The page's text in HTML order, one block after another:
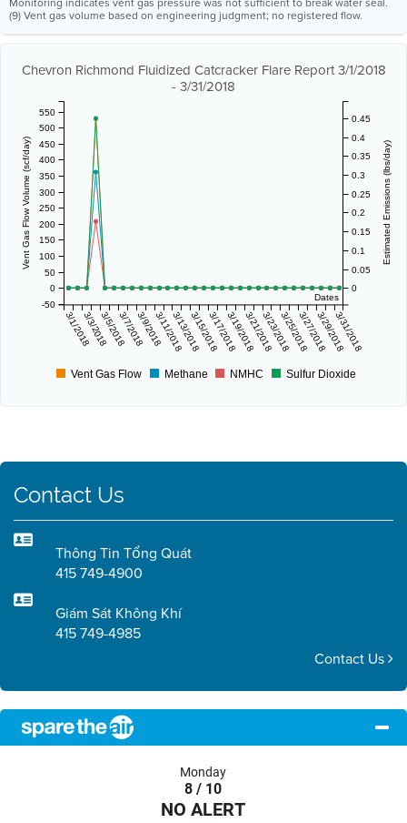
(9) Vent gas volume based on engineering judgment; no registered flow.
Chevron Richmond Fluidized Catcracker Flare Report 3/1/2018
- 3/31/2018
Dates
3/1/20183/3/20183/5/20183/7/20183/9/20183/11/20183/13/20183/15/20183/17/20183/19/20183/21/20183/23/20183/25/20183/27/20183/29/20183/31/2018
Vent Gas Flow Volume (scf/day)
-50
0
50
100
150
200
250
300
350
400
450
500
550
Estimated Emissions (lbs/day)
0
0.05
0.1
0.15
0.2
0.25
0.3
0.35
0.4
0.45
Vent Gas Flow Methane NMHC Sulfur Dioxide
Contact Us
Thông Tin Tổng Quát
415 749-4900
Giám Sát Không Khí
415 749-4985
Contact Us
Monday
8 / 10
NO ALERT